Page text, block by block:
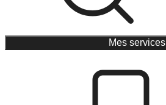
Mes services